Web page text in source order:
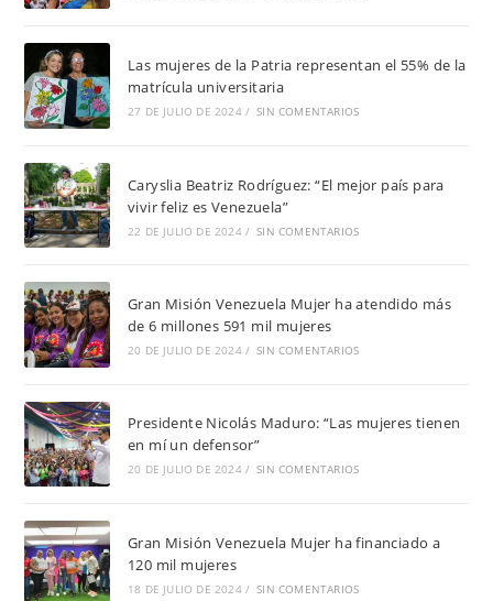
Las mujeres de la Patria representan el 55% de la
matrícula universitaria
27 DE JULIO DE 2024 / SIN COMENTARIOS
Caryslia Beatriz Rodríguez: “El mejor país para
vivir feliz es Venezuela”
22 DE JULIO DE 2024 / SIN COMENTARIOS
Gran Misión Venezuela Mujer ha atendido más
de 6 millones 591 mil mujeres
20 DE JULIO DE 2024 / SIN COMENTARIOS
Presidente Nicolás Maduro: “Las mujeres tienen
en mí un defensor”
20 DE JULIO DE 2024 / SIN COMENTARIOS
Gran Misión Venezuela Mujer ha financiado a
120 mil mujeres
18 DE JULIO DE 2024 / SIN COMENTARIOS